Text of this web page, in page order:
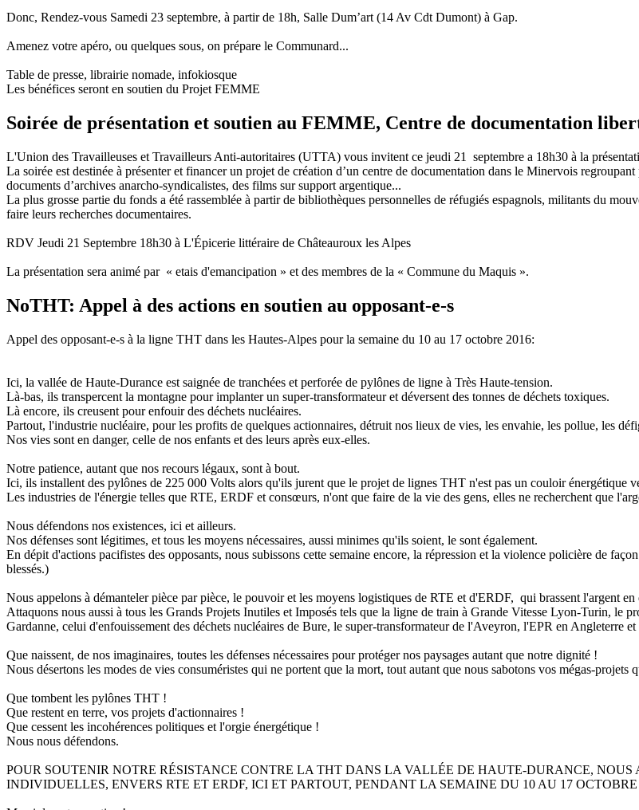
Donc, Rendez-vous Samedi 23 septembre, à partir de 18h, Salle Dum’art (14 Av Cdt Dumont) à Gap.
Amenez votre apéro, ou quelques sous, on prépare le Communard...
Table de presse, librairie nomade, infokiosque
Les bénéfices seront en soutien du Projet FEMME
Soirée de présentation et soutien au FEMME, Centre de documentation
L'Union des Travailleuses et Travailleurs Anti-autoritaires (UTTA) vous invitent ce jeudi 21 septembre a 18h30 à la
La soirée est destinée à présenter et financer un projet de création d’un centre de documentation dans le Minervois
documents d’archives anarcho-syndicalistes, des films sur support argentique...
La plus grosse partie du fonds a été rassemblée à partir de bibliothèques personnelles de réfugiés espagnols, militants du
faire leurs recherches documentaires.
RDV Jeudi 21 Septembre 18h30 à L'Épicerie littéraire de Châteauroux les Alpes
La présentation sera animé par « etais d'emancipation » et des membres de la « Commune du Maquis ».
NoTHT: Appel à des actions en soutien au opposant-e-s
Appel des opposant-e-s à la ligne THT dans les Hautes-Alpes pour la semaine du 10 au 17 octobre 2016:
Ici, la vallée de Haute-Durance est saignée de tranchées et perforée de pylônes de ligne à Très Haute-tension.
Là-bas, ils transpercent la montagne pour implanter un super-transformateur et déversent des tonnes de déchets toxiques.
Là encore, ils creusent pour enfouir des déchets nucléaires.
Partout, l'industrie nucléaire, pour les profits de quelques actionnaires, détruit nos lieux de vies, les envahie, les pollue, les
Nos vies sont en danger, celle de nos enfants et des leurs après eux-elles.
Notre patience, autant que nos recours légaux, sont à bout.
Ici, ils installent des pylônes de 225 000 Volts alors qu'ils jurent que le projet de lignes THT n'est pas un couloir énergétique
Les industries de l'énergie telles que RTE, ERDF et consœurs, n'ont que faire de la vie des gens, elles ne recherchent que
Nous défendons nos existences, ici et ailleurs.
Nos défenses sont légitimes, et tous les moyens nécessaires, aussi minimes qu'ils soient, le sont également.
En dépit d'actions pacifistes des opposants, nous subissons cette semaine encore, la répression et la violence policière de
blessés.)
Nous appelons à démanteler pièce par pièce, le pouvoir et les moyens logistiques de RTE et d'ERDF, qui brassent l'argent
Attaquons nous aussi à tous les Grands Projets Inutiles et Imposés tels que la ligne de train à Grande Vitesse Lyon-Turin, le
Gardanne, celui d'enfouissement des déchets nucléaires de Bure, le super-transformateur de l'Aveyron, l'EPR en Angleterre
Que naissent, de nos imaginaires, toutes les défenses nécessaires pour protéger nos paysages autant que notre dignité !
Nous désertons les modes de vies consuméristes qui ne portent que la mort, tout autant que nous sabotons vos mégas-
Que tombent les pylônes THT !
Que restent en terre, vos projets d'actionnaires !
Que cessent les incohérences politiques et l'orgie énergétique !
Nous nous défendons.
POUR SOUTENIR NOTRE RÉSISTANCE CONTRE LA THT DANS LA VALLÉE DE HAUTE-DURANCE,
INDIVIDUELLES, ENVERS RTE ET ERDF, ICI ET PARTOUT, PENDANT LA SEMAINE DU 10 AU 17 OCTOBRE